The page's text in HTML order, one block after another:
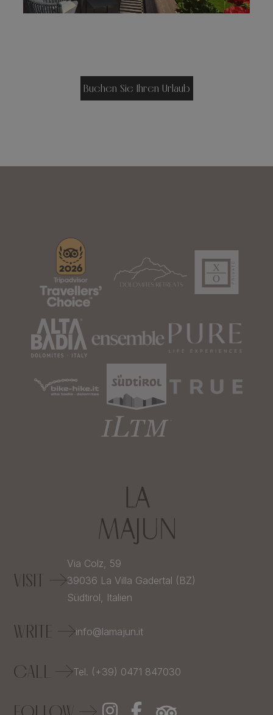
Buchen Sie Ihren Urlaub
VISIT
Via Colz, 59
39036 La Villa Gadertal (BZ)
Südtirol, Italien
WRITE info@lamajun.it
CALL Tel. (+39) 0471 847030